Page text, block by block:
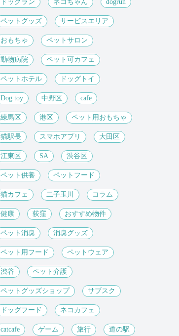
ドッグラン ネコちゃん dogrun
ペットグッズ サービスエリア
おもちゃ ペットサロン
動物病院 ペット可カフェ
ペットホテル ドッグトイ
Dog toy 中野区 cafe
練馬区 港区 ペット用おもちゃ
猫駅長 スマホアプリ 大田区
江東区 SA 渋谷区
ペット供養 ペットフード
猫カフェ 二子玉川 コラム
健康 荻窪 おすすめ物件
ペット消臭 消臭グッズ
ペット用フード ペットウェア
渋谷 ペット介護
ペットグッズショップ サブスク
ドッグフード ネコカフェ
catcafe ゲーム 旅行 道の駅